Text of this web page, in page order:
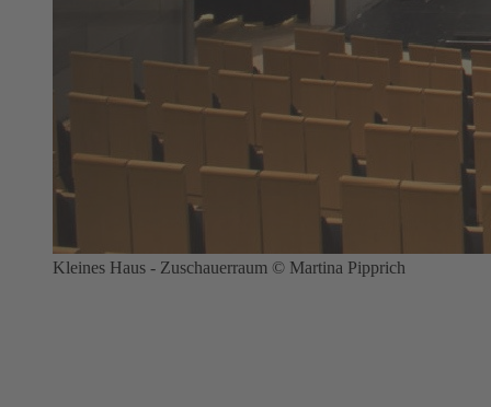
Kleines Haus - Zuschauerraum © Martina Pipprich